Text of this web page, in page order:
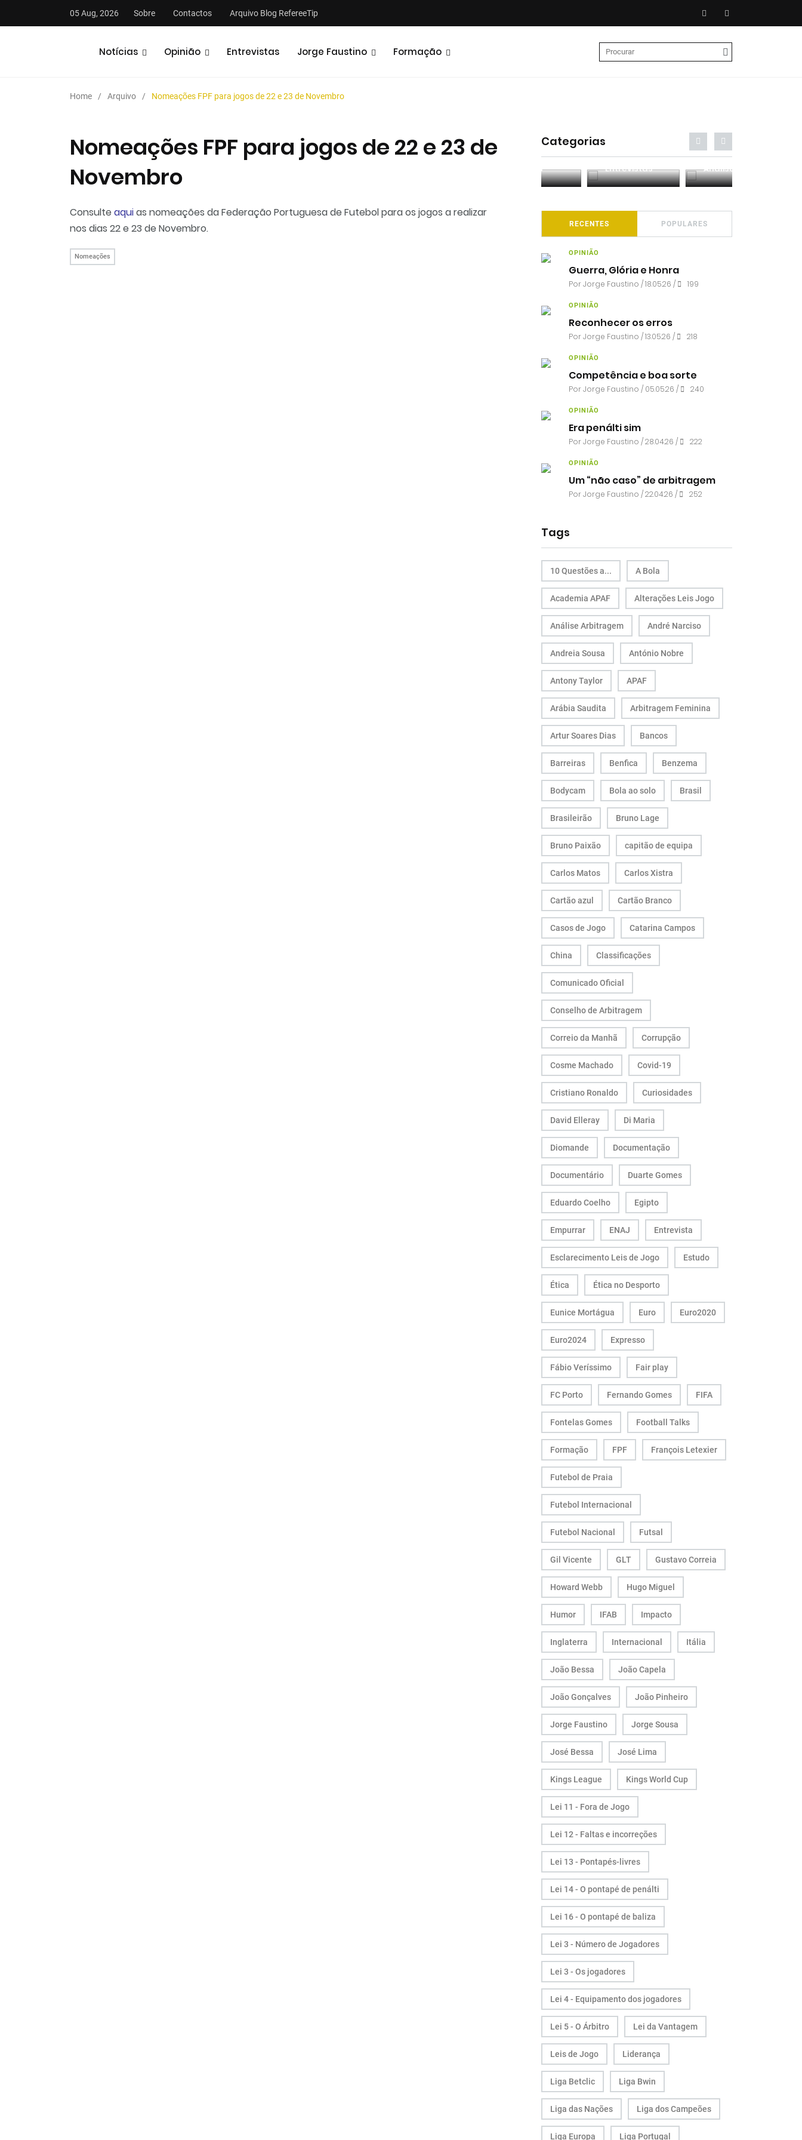
05 Aug, 2026 Sobre Contactos Arquivo Blog RefereeTip
Notícias Opinião Entrevistas Jorge Faustino Formação
Home Arquivo Nomeações FPF para jogos de 22 e 23 de Novembro
Nomeações FPF para jogos de 22 e 23 de
Novembro
Consulte aquias nomeações da Federação Portuguesa de Futebol para os jogos a realizar
nos dias 22 e 23 de Novembro.
Nomeações
Categorias
Análises Entrevistas Análises
RECENTES POPULARES
OPINIÃO
Guerra, Glória e Honra
PorJorge Faustino / 18.05.26 / 199
OPINIÃO
Reconhecer os erros
PorJorge Faustino / 13.05.26 / 218
OPINIÃO
Competência e boa sorte
PorJorge Faustino / 05.05.26 / 240
OPINIÃO
Era penálti sim
PorJorge Faustino / 28.04.26 / 222
OPINIÃO
Um “não caso” de arbitragem
PorJorge Faustino / 22.04.26 / 252
Tags
10 Questões a... A Bola
Academia APAF Alterações Leis Jogo
Análise Arbitragem André Narciso
Andreia Sousa António Nobre
Antony Taylor APAF
Arábia Saudita Arbitragem Feminina
Artur Soares Dias Bancos
Barreiras Benfica Benzema
Bodycam Bola ao solo Brasil
Brasileirão Bruno Lage
Bruno Paixão capitão de equipa
Carlos Matos Carlos Xistra
Cartão azul Cartão Branco
Casos de Jogo Catarina Campos
China Classificações
Comunicado Oficial
Conselho de Arbitragem
Correio da Manhã Corrupção
Cosme Machado Covid-19
Cristiano Ronaldo Curiosidades
David Elleray Di Maria
Diomande Documentação
Documentário Duarte Gomes
Eduardo Coelho Egipto
Empurrar ENAJ Entrevista
Esclarecimento Leis de Jogo Estudo
Ética Ética no Desporto
Eunice Mortágua Euro Euro2020
Euro2024 Expresso
Fábio Veríssimo Fair play
FC Porto Fernando Gomes FIFA
Fontelas Gomes Football Talks
Formação FPF François Letexier
Futebol de Praia
Futebol Internacional
Futebol Nacional Futsal
Gil Vicente GLT Gustavo Correia
Howard Webb Hugo Miguel
Humor IFAB Impacto
Inglaterra Internacional Itália
João Bessa João Capela
João Gonçalves João Pinheiro
Jorge Faustino Jorge Sousa
José Bessa José Lima
Kings League Kings World Cup
Lei 11 - Fora de Jogo
Lei 12 - Faltas e incorreções
Lei 13 - Pontapés-livres
Lei 14 - O pontapé de penálti
Lei 16 - O pontapé de baliza
Lei 3 - Número de Jogadores
Lei 3 - Os jogadores
Lei 4 - Equipamento dos jogadores
Lei 5 - O Árbitro Lei da Vantagem
Leis de Jogo Liderança
Liga Betclic Liga Bwin
Liga das Nações Liga dos Campeões
Liga Europa Liga Portugal